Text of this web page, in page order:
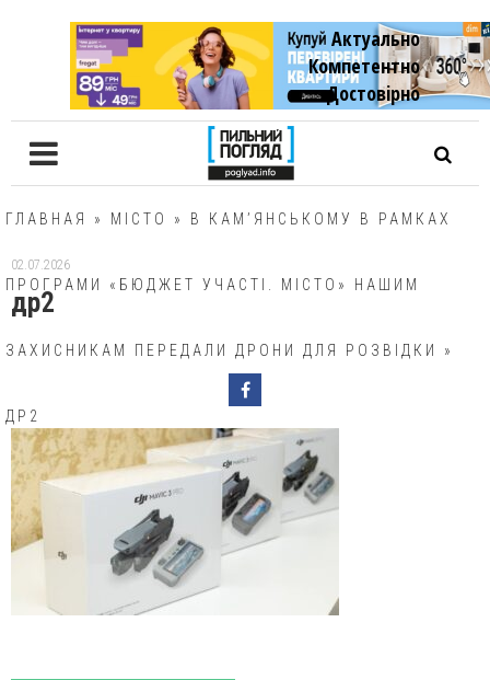
Актуально
Компетентно
Достовiрно
ГЛАВНАЯ » МІСТО » В КАМ’ЯНСЬКОМУ В РАМКАХ
ПРОГРАМИ «БЮДЖЕТ УЧАСТІ. МІСТО» НАШИМ
ЗАХИСНИКАМ ПЕРЕДАЛИ ДРОНИ ДЛЯ РОЗВІДКИ »
ДР2
02.07.2026
др2